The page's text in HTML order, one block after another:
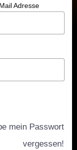
Adresse
mein Passwort
vergessen!